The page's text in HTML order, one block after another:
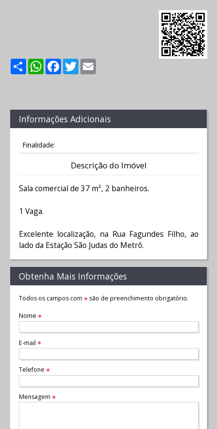
ShareWhatsApp
Facebook
Twitter
Informações Adicionais
Finalidade:
Descrição do Imóvel
Sala comercial de 37 m², 2 banheiros.
1 Vaga.
Excelente localização, na Rua Fagundes Filho, ao
lado da Estação São Judas do Metrô.
Obtenha Mais Informações
Todos os campos com *são de preenchimento obrigatório.
Nome *
E-mail *
Telefone *
Mensagem *